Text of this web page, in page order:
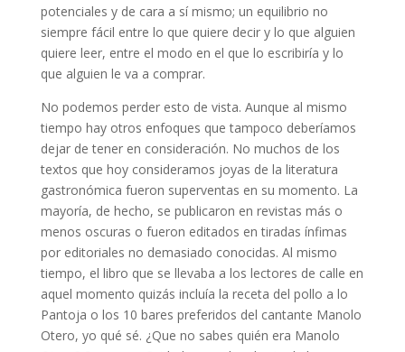
potenciales y de cara a sí mismo; un equilibrio no
siempre fácil entre lo que quiere decir y lo que alguien
quiere leer, entre el modo en el que lo escribiría y lo
que alguien le va a comprar.
No podemos perder esto de vista. Aunque al mismo
tiempo hay otros enfoques que tampoco deberíamos
dejar de tener en consideración. No muchos de los
textos que hoy consideramos joyas de la literatura
gastronómica fueron superventas en su momento. La
mayoría, de hecho, se publicaron en revistas más o
menos oscuras o fueron editados en tiradas ínfimas
por editoriales no demasiado conocidas. Al mismo
tiempo, el libro que se llevaba a los lectores de calle en
aquel momento quizás incluía la receta del pollo a lo
Pantoja o los 10 bares preferidos del cantante Manolo
Otero, yo qué sé. ¿Que no sabes quién era Manolo